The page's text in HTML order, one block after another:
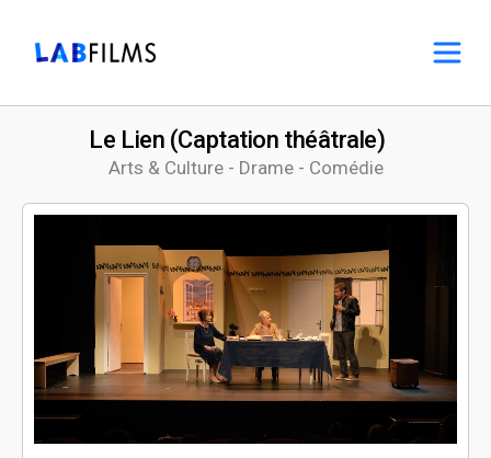
Arts & Culture - Drame - Comédie
Le Lien (Captation théâtrale)